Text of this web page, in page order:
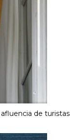
de turistas